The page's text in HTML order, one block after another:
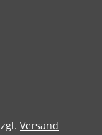
Versand